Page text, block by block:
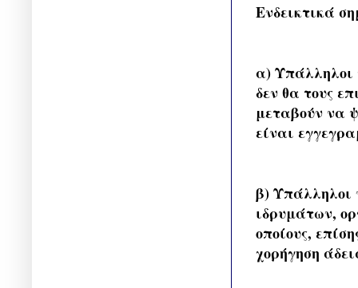
Ενδεικτικά
α) Υπάλληλοι
δεν θα τους
μεταβούν να
είναι
β) Υπάλληλοι
ιδρυμάτων,
οποίους,
χορήγηση